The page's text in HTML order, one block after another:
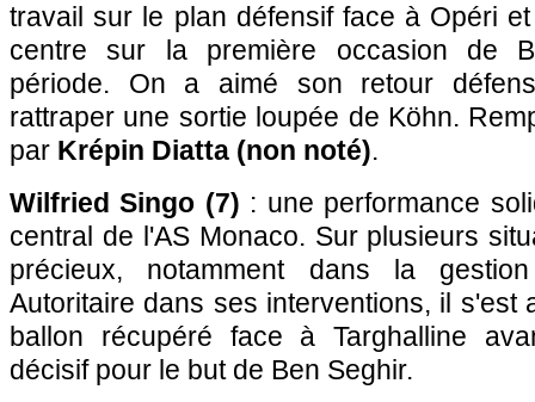
travail sur le plan défensif face à Opéri
centre sur la première occasion de
période. On a aimé son retour
rattraper une sortie loupée de Köhn.
par Krépin Diatta (non noté).
Wilfried Singo (7) : une performance
central de l'AS Monaco. Sur plusieurs
précieux, notamment dans la
Autoritaire dans ses interventions, il s'est
ballon récupéré face à Targhalline
décisif pour le but de Ben Seghir.